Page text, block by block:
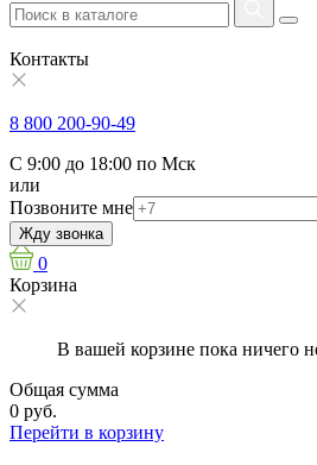
Контакты
8 800 200-90-49
С 9:00 до 18:00 по Мск
или
Позвоните мне
Жду звонка
0
Корзина
В вашей корзине пока ничего
Общая сумма
0 руб.
Перейти в корзину